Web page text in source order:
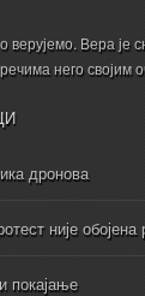
Вера је
него својим
дронова
није обојена
покајање